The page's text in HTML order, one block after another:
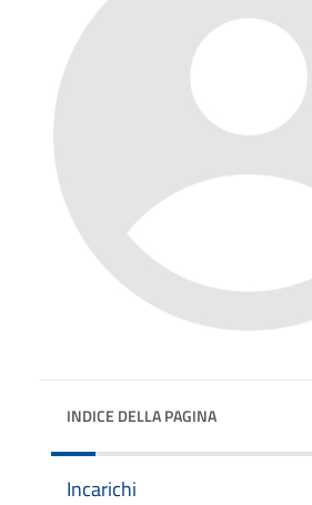
INDICE DELLA PAGINA
Incarichi